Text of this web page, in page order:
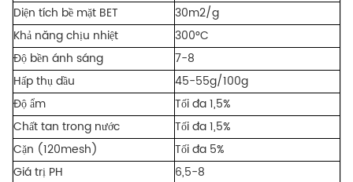
Diện tích bề mặt BET
30m2/g
Khả năng chịu nhiệt
300°C
Độ bền ánh sáng
7-8
Hấp thụ dầu
45-55g/100g
Độ ẩm
Tối đa 1,5%
Chất tan trong nước
Tối đa 1,5%
Cặn (120mesh)
Tối đa 5%
Giá trị PH
6,5-8